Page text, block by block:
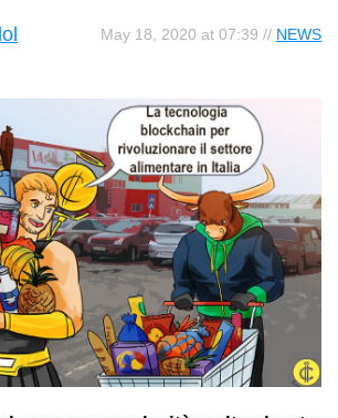
May 18, 2020 at 07:39 // NEWS